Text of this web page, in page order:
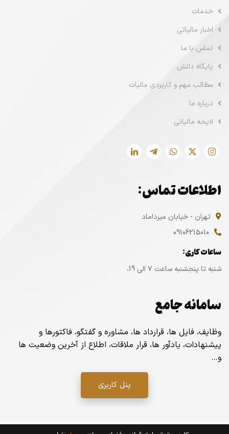
خدمات
اخبار مالیاتی
تماس با ما
پایگاه دانش
مطالب مهم و کاربردی مالیات
درباره ما
لایحه مالیاتی
اطلاعات تماس:
تهران - خیابان میرداماد
09106215010
ساعات کاری:
شنبه تا پنجشنبه ساعت ۷ الی 19،
سامانه جامع
وظایف، فایل ها، قرارداد ها، مشاوره و گفتگو، فاکتورها و
پیشنهادات، یادآور ها، قرار ملاقات، اطلاع از آخرین وضعیت ها
و…
پنل کاربری